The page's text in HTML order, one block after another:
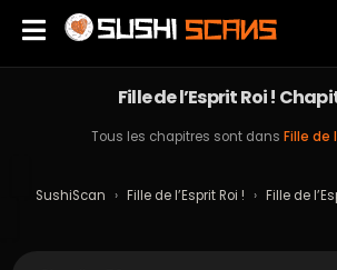
Fille de l’Esprit Roi !
Tous les chapitres sont dans Fille de
SushiScan › Fille de l’Esprit Roi ! › Fille de